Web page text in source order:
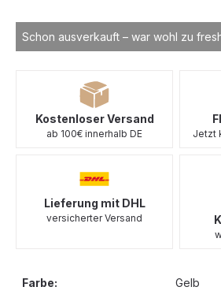
Schon ausverkauft – war wohl zu
Kostenloser Versand
ab 100€ innerhalb DE Jetzt
Lieferung mit DHL
versicherter Versand
Farbe: Gelb